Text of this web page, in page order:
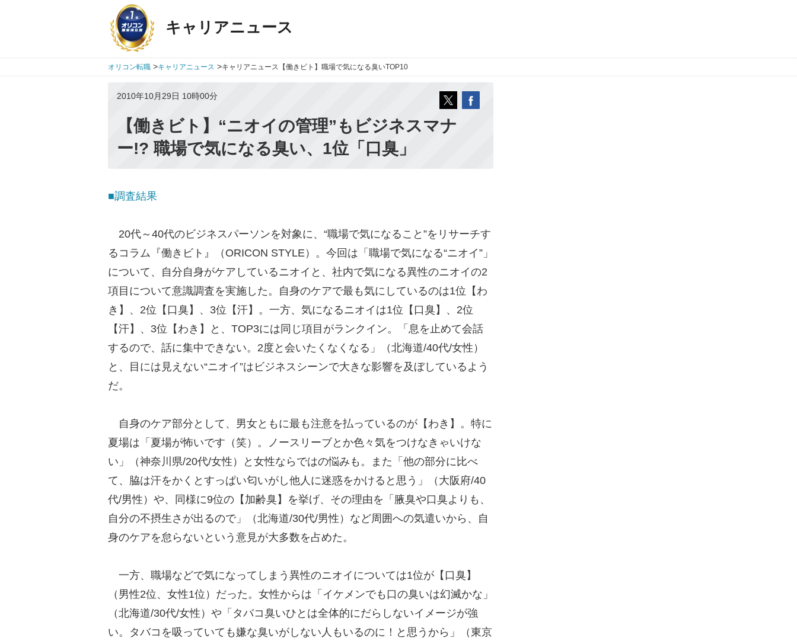
キャリアニュース
オリコン転職 >キャリアニュース >キャリアニュース 【働きビト】職場で気になる臭いTOP10
2010年10月29日 10時00分
【働きビト】“ニオイの管理”もビジネスマナ
ー!? 職場で気になる臭い、1位「口臭」
■調査結果
20代～40代のビジネスパーソンを対象に、“職場で気になること”をリサーチす
るコラム『働きビト』（ORICON STYLE）。今回は「職場で気になる“ニオイ”」
について、自分自身がケアしているニオイと、社内で気になる異性のニオイの2
項目について意識調査を実施した。自身のケアで最も気にしているのは1位【わ
き】、2位【口臭】、3位【汗】。一方、気になるニオイは1位【口臭】、2位
【汗】、3位【わき】と、TOP3には同じ項目がランクイン。「息を止めて会話
するので、話に集中できない。2度と会いたくなくなる」（北海道/40代/女性）
と、目には見えない“ニオイ”はビジネスシーンで大きな影響を及ぼしているよう
だ。
自身のケア部分として、男女ともに最も注意を払っているのが【わき】。特に
夏場は「夏場が怖いです（笑）。ノースリーブとか色々気をつけなきゃいけな
い」（神奈川県/20代/女性）と女性ならではの悩みも。また「他の部分に比べ
て、脇は汗をかくとすっぱい匂いがし他人に迷惑をかけると思う」（大阪府/40
代/男性）や、同様に9位の【加齢臭】を挙げ、その理由を「腋臭や口臭よりも、
自分の不摂生さが出るので」（北海道/30代/男性）など周囲への気遣いから、自
身のケアを怠らないという意見が大多数を占めた。
一方、職場などで気になってしまう異性のニオイについては1位が【口臭】
（男性2位、女性1位）だった。女性からは「イケメンでも口の臭いは幻滅かな」
（北海道/30代/女性）や「タバコ臭いひとは全体的にだらしないイメージが強
い。タバコを吸っていても嫌な臭いがしない人もいるのに！と思うから」（東京